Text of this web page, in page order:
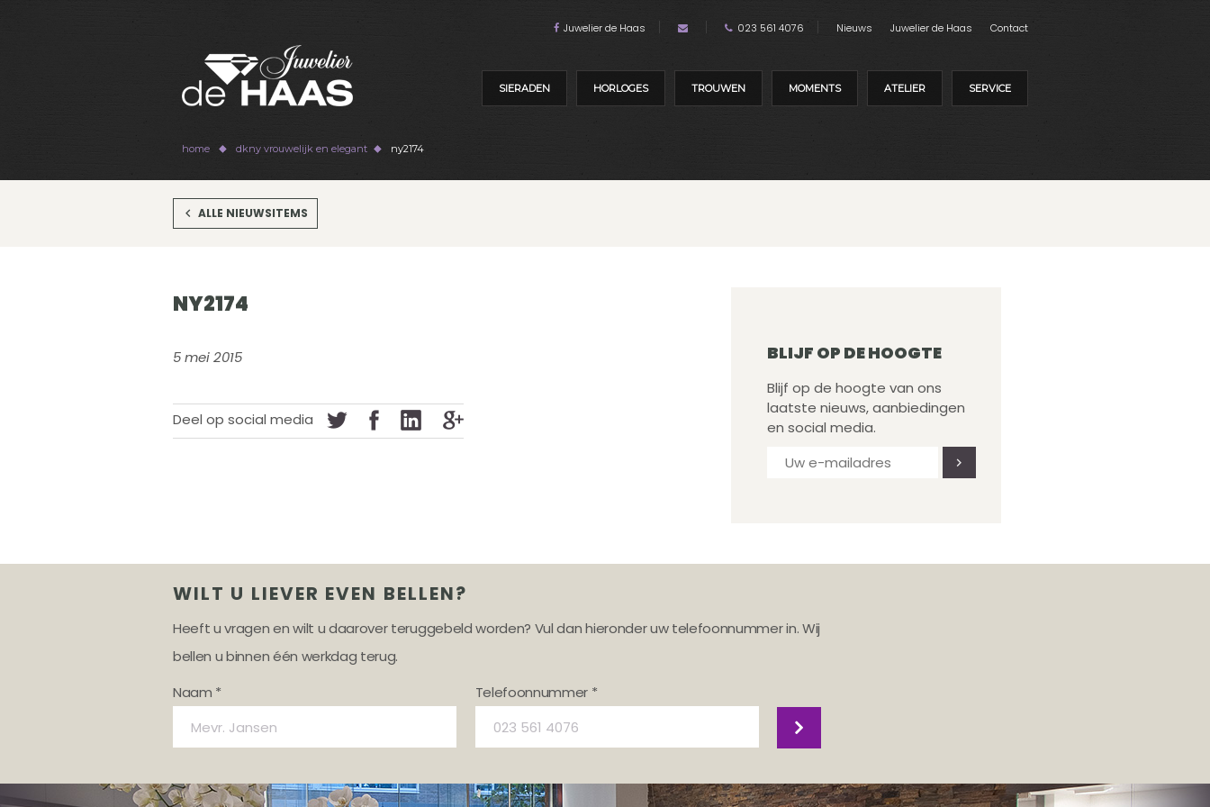
Juwelier de Haas 023 561 4076 Nieuws Juwelier de Haas Contact
SIERADEN HORLOGES TROUWEN MOMENTS ATELIER SERVICE
home dkny vrouwelijk en elegant ny2174
ALLE NIEUWSITEMS
NY2174
5 mei 2015
Deel op social media
BLIJF OP DE HOOGTE
Blijf op de hoogte van ons
laatste nieuws, aanbiedingen
en social media.
WILT U LIEVER EVEN BELLEN?
Heeft u vragen en wilt u daarover teruggebeld worden? Vul dan hieronder uw telefoonnummer in. Wij
bellen u binnen één werkdag terug.
Naam *
Telefoonnummer *